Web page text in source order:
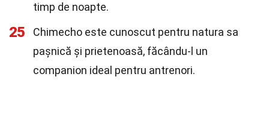
timp de noapte.
25
Chimecho este cunoscut pentru natura sa
pașnică și prietenoasă, făcându-l un
companion ideal pentru antrenori.